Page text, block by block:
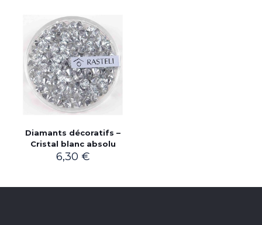
Diamants décoratifs –
Cristal blanc absolu
6,30 €